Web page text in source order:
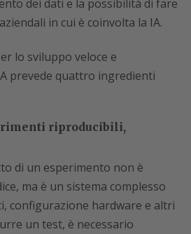
dei dati e la possibilità di fare
in cui è coinvolta la IA.
lo sviluppo veloce e
prevede quattro ingredienti
riproducibili,
di un esperimento non è
ma è un sistema complesso
configurazione hardware e altri
un test, è necessario